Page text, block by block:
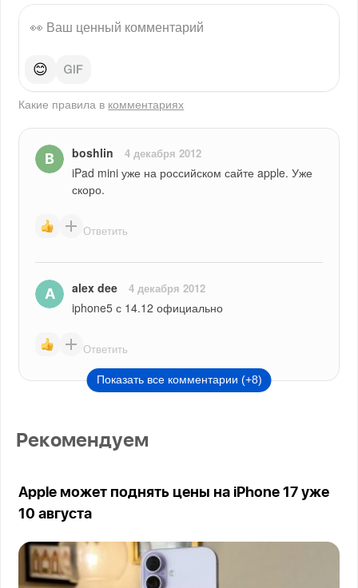
😊
Какие правила в комментариях
boshlin 4 декабря 2012
iPad mini уже на российском сайте apple. Уже
скоро.
Ответить
alex dee 4 декабря 2012
iphone5 с 14.12 официально
Ответить
Показать все комментарии (+8)
Рекомендуем
Apple может поднять цены на iPhone 17 уже
10 августа